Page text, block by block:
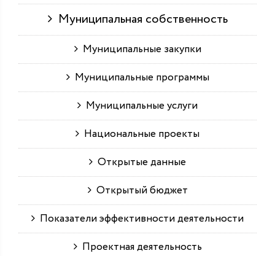
Муниципальная собственность
Муниципальные закупки
Муниципальные программы
Муниципальные услуги
Национальные проекты
Открытые данные
Открытый бюджет
Показатели эффективности деятельности
Проектная деятельность